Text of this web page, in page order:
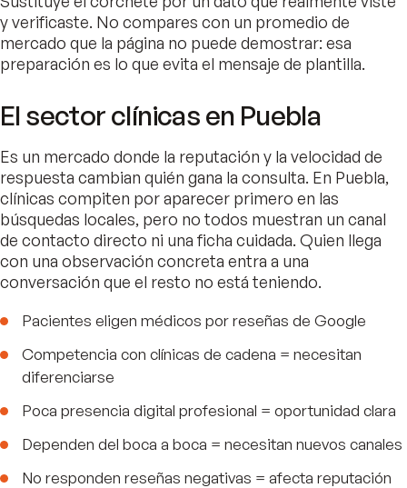
y verificaste. No compares con un promedio de
mercado que la página no puede demostrar: esa
preparación es lo que evita el mensaje de plantilla.
El sector clínicas en Puebla
Es un mercado donde la reputación y la velocidad de
respuesta cambian quién gana la consulta. En Puebla,
clínicas compiten por aparecer primero en las
búsquedas locales, pero no todos muestran un canal
de contacto directo ni una ficha cuidada. Quien llega
con una observación concreta entra a una
conversación que el resto no está teniendo.
Pacientes eligen médicos por reseñas de Google
Competencia con clínicas de cadena = necesitan
diferenciarse
Poca presencia digital profesional = oportunidad clara
Dependen del boca a boca = necesitan nuevos canales
No responden reseñas negativas = afecta reputación